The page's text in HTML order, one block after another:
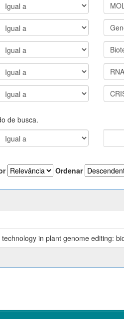
de busca.
Ordenar
technology in plant genome editing: